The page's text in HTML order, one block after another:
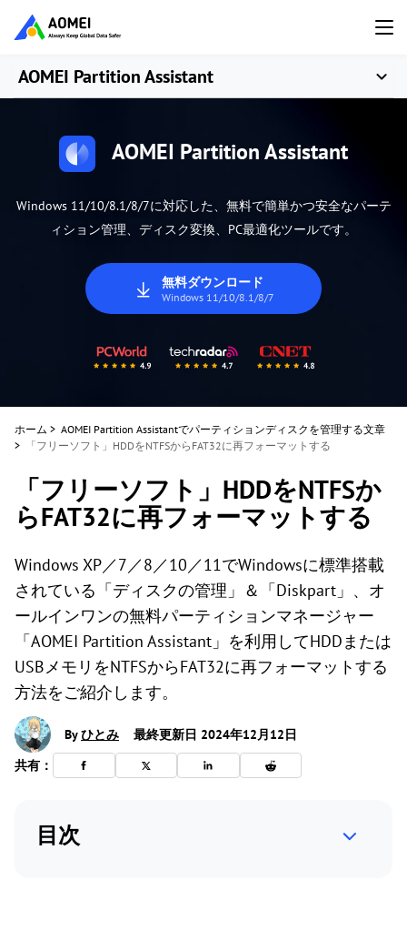
AOMEI Partition Assistant
AOMEI Partition Assistant
Windows 11/10/8.1/8/7に対応した、無料で簡単かつ安全なパーテ
ィション管理、ディスク変換、PC最適化ツールです。
無料ダウンロード
Windows 11/10/8.1/8/7
ホーム > AOMEI Partition Assistantでパーティションディスクを管理する文章
>
「フリーソフト」HDDをNTFSからFAT32に再フォーマットする
「フリーソフト」HDDをNTFSか
らFAT32に再フォーマットする
Windows XP／7／8／10／11でWindowsに標準搭載
されている「ディスクの管理」＆「Diskpart」、オ
ールインワンの無料パーティションマネージャー
「AOMEI Partition Assistant」を利用してHDDまたは
USBメモリをNTFSからFAT32に再フォーマットする
方法をご紹介します。
Byひとみ
最終更新日 2024年12月12日
共有：
目次